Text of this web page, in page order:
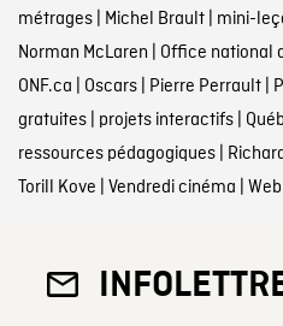
métrages| Michel Brault| mini-
Norman McLaren | Office national
ONF.ca | Oscars| Pierre Perrault|
gratuites| projets interactifs|
ressources pédagogiques|
Torill Kove | Vendredi cinéma | Web